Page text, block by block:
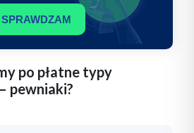
SPRAWDZAM
po płatne typy
pewniaki?